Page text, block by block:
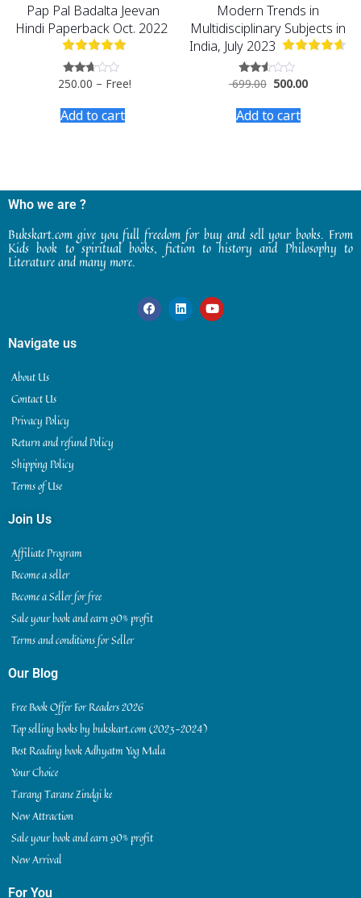
Pap Pal Badalta Jeevan
Hindi Paperback Oct. 2022
Rated
5
250.00 – Free!
Add to cart
Modern Trends in
Multidisciplinary Subjects in
India, July 2023
Rated
of 5
699.00 500.00
Add to cart
Who we are ?
Bukskart.com give you full freedom for buy and sell your books. From
Kids book to spiritual books, fiction to history and Philosophy to
Literature and many more.
Navigate us
About Us
Contact Us
Privacy Policy
Return and refund Policy
Shipping Policy
Terms of Use
Join Us
Affiliate Program
Become a seller
Become a Seller for free
Sale your book and earn 90% profit
Terms and conditions for Seller
Our Blog
Free Book Offer For Readers 2026
Top selling books by bukskart.com (2023-2024)
Best Reading book Adhyatm Yog Mala
Your Choice
Tarang Tarane Zindgi ke
New Attraction
Sale your book and earn 90% profit
New Arrival
For You